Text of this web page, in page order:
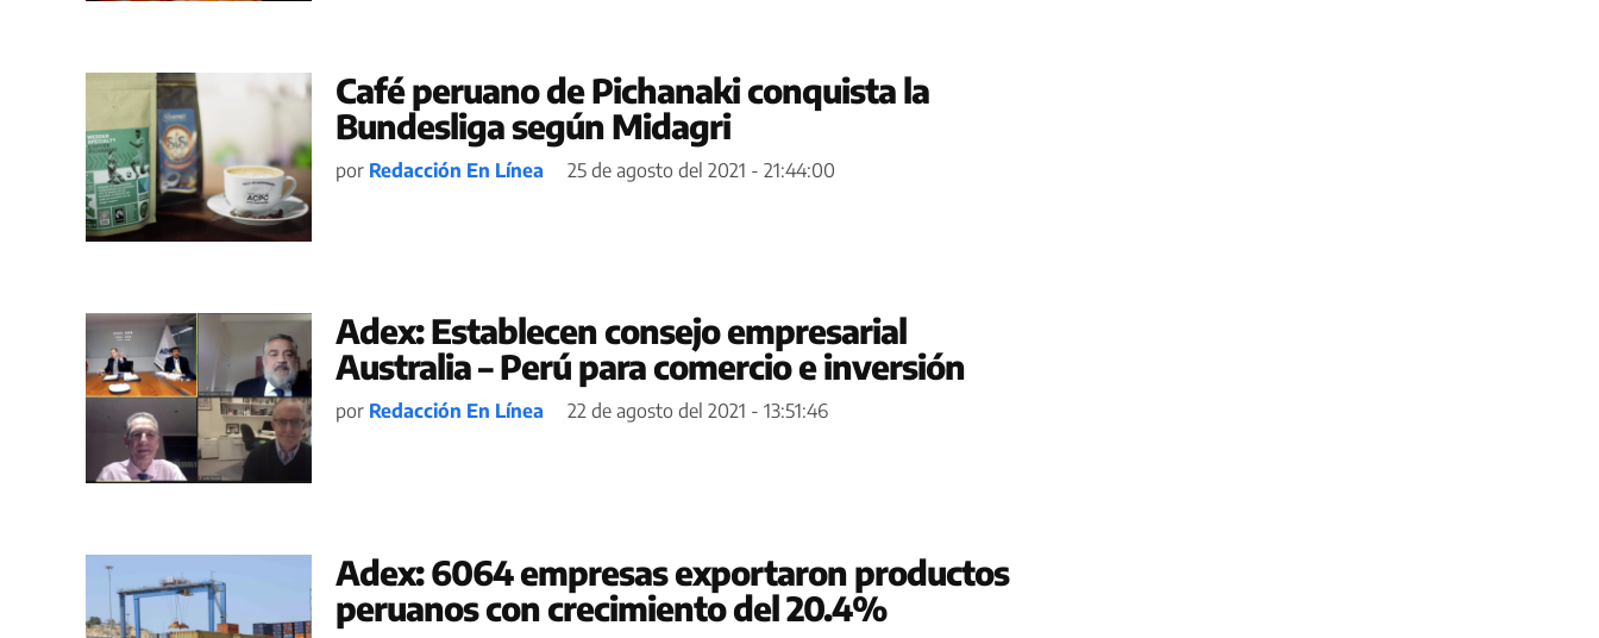
Café peruano de Pichanaki conquista la
Bundesliga según Midagri
por Redacción En Línea 25 de agosto del 2021 - 21:44:00
Adex: Establecen consejo empresarial
Australia – Perú para comercio e inversión
por Redacción En Línea 22 de agosto del 2021 - 13:51:46
Adex: 6064 empresas exportaron productos
peruanos con crecimiento del 20.4%